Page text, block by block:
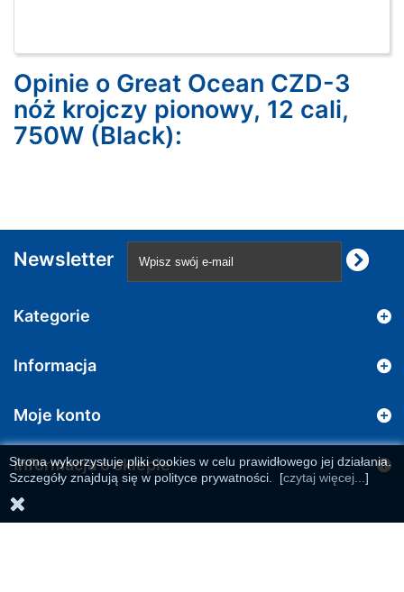
Opinie o Great Ocean CZD-3
nóż krojczy pionowy, 12 cali,
750W (Black):
Newsletter
Kategorie
Informacja
Moje konto
Informacja o sklepie
Strona wykorzystuje pliki cookies w celu prawidłowego jej działania.
Szczegóły znajdują się w polityce prywatności.
[czytaj więcej... ]